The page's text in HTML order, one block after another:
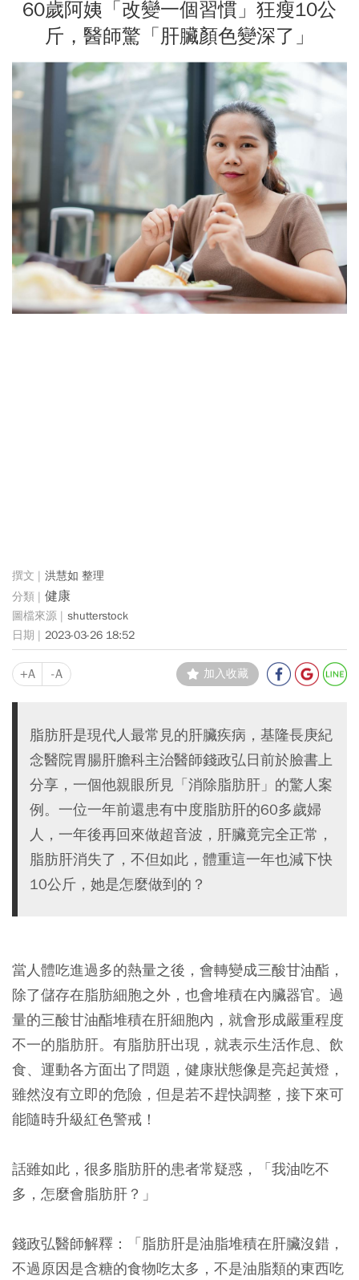
60歲阿姨「改變一個習慣」狂瘦10公
斤，醫師驚「肝臟顏色變深了」
洪慧如 整理
健康
shutterstock
2023-03-26 18:52
+A -A 加入收藏
脂肪肝是現代人最常見的肝臟疾病，基隆長庚紀
念醫院胃腸肝膽科主治醫師錢政弘日前於臉書上
分享，一個他親眼所見「消除脂肪肝」的驚人案
例。一位一年前還患有中度脂肪肝的60多歲婦
人，一年後再回來做超音波，肝臟竟完全正常，
脂肪肝消失了，不但如此，體重這一年也減下快
10公斤，她是怎麼做到的？
當人體吃進過多的熱量之後，會轉變成三酸甘油酯，
除了儲存在脂肪細胞之外，也會堆積在內臟器官。過
量的三酸甘油酯堆積在肝細胞內，就會形成嚴重程度
不一的脂肪肝。有脂肪肝出現，就表示生活作息、飲
食、運動各方面出了問題，健康狀態像是亮起黃燈，
雖然沒有立即的危險，但是若不趕快調整，接下來可
能隨時升級紅色警戒！
話雖如此，很多脂肪肝的患者常疑惑，「我油吃不
多，怎麼會脂肪肝？」
錢政弘醫師解釋：「脂肪肝是油脂堆積在肝臟沒錯，
不過原因是含糖的食物吃太多，不是油脂類的東西吃